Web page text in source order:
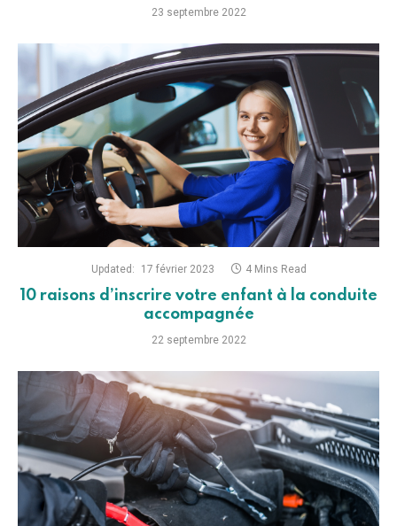
23 septembre 2022
Updated: 17 février 2023 4 Mins Read
10 raisons d’inscrire votre enfant à la conduite
accompagnée
22 septembre 2022